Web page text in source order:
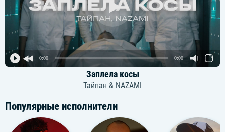
0:00 0:00
Заплела косы
Тайпан & NAZAMI
Популярные исполнители